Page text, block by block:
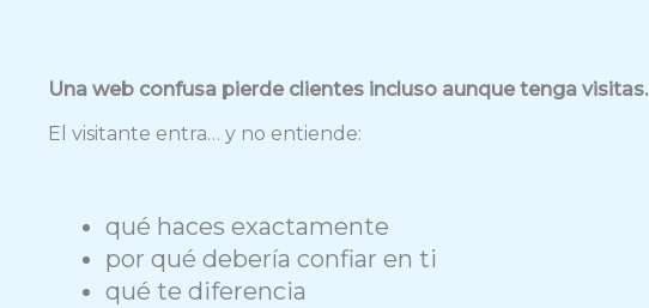
Una web confusa pierde clientes incluso aunque tenga visitas.
El visitante entra… y no entiende:
qué haces exactamente
por qué debería confiar en ti
qué te diferencia